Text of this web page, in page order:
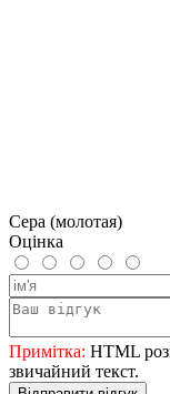
Сера (молотая)
Оцінка
Примітка: HTML
звичайний текст.